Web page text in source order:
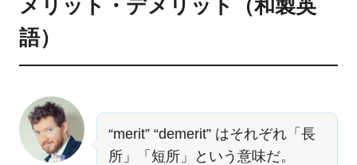
メリット・デメリット（和製英
語）
“merit” “demerit” はそれぞれ「長
所」「短所」という意味だ。